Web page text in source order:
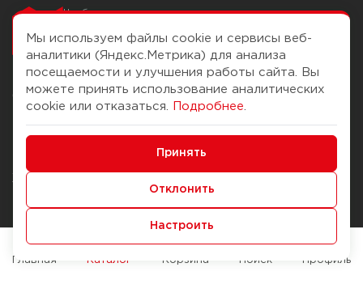
Чтобы вам легко
О компании
История Компании
Журнал
Наши марки
Брендирование
Помощь
Доставка и оплата
Способы оплаты
Служба контроля качества
Мы используем файлы cookie и сервисы веб-
аналитики (Яндекс.Метрика) для анализа
посещаемости и улучшения работы сайта. Вы
можете принять использование аналитических
cookie или отказаться.
Подробнее
Принять
Отклонить
Настроить
Главная Каталог Корзина Поиск Профиль